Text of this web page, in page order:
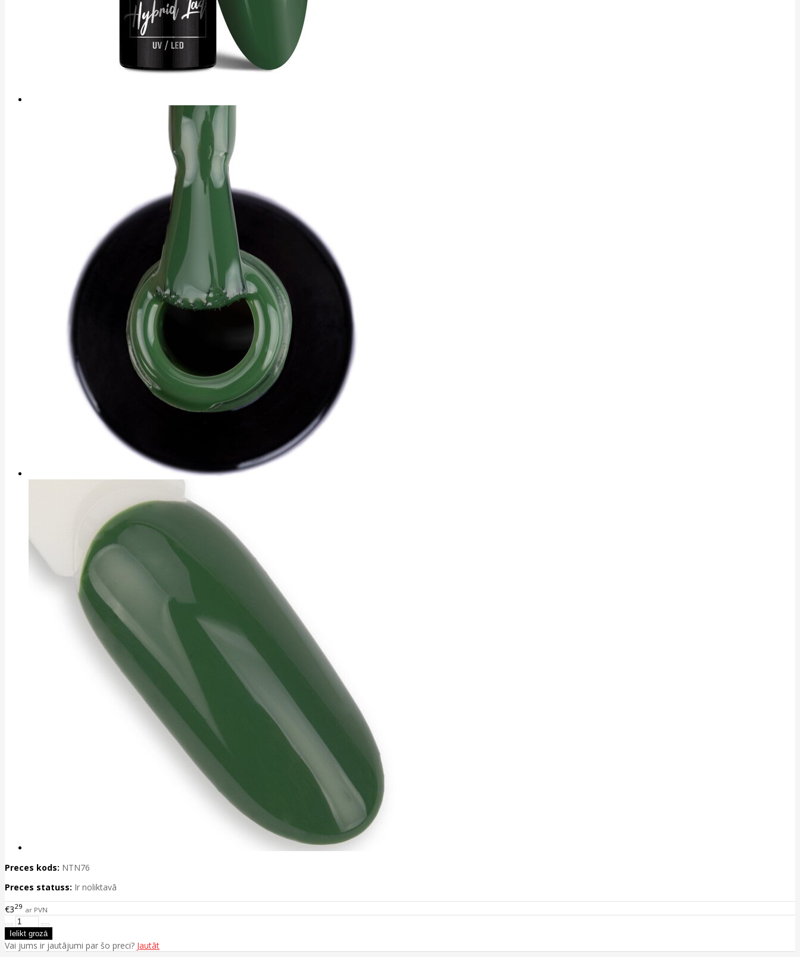
Preces kods: NTN76
Preces statuss: Ir noliktavā
€329 ar PVN
Vai jums ir jautājumi par šo preci? Jautāt